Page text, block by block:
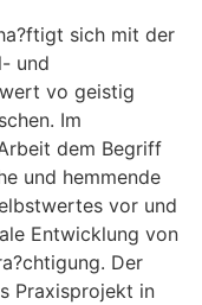
sich mit der
und
vo geistig
Im
dem Begriff
und hemmende
vor und
Entwicklung von
Der
Praxisprojekt in